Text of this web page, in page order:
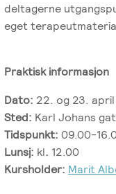
Ofte
om
Utleie
deltagerne
eget
Praktisk informasjon
Dato: 22. og 23.
Sted: Karl Johans
Tidspunkt: 09.00-
Lunsj: kl. 12.00
Kursholder: Marit